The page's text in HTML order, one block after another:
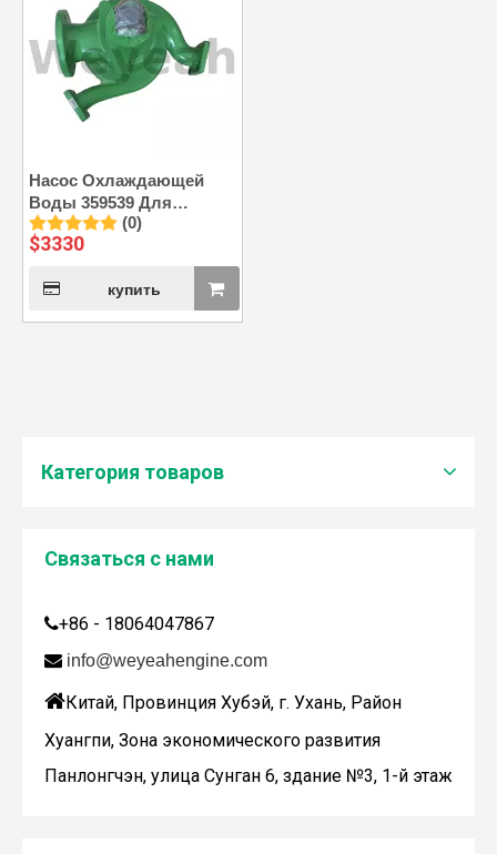
Насос Охлаждающей
Воды 359539 Для
Газового Двигателя
Jenbacher J320
(0)
$3330
купить
Категория товаров
Связаться с нами
+86 - 18064047867
 info@weyeahengine.com
Китай, Провинция Хубэй, г. Ухань, Район
Хуангпи, Зона экономического развития
Панлонгчэн, улица Сунган 6, здание №3, 1-й этаж